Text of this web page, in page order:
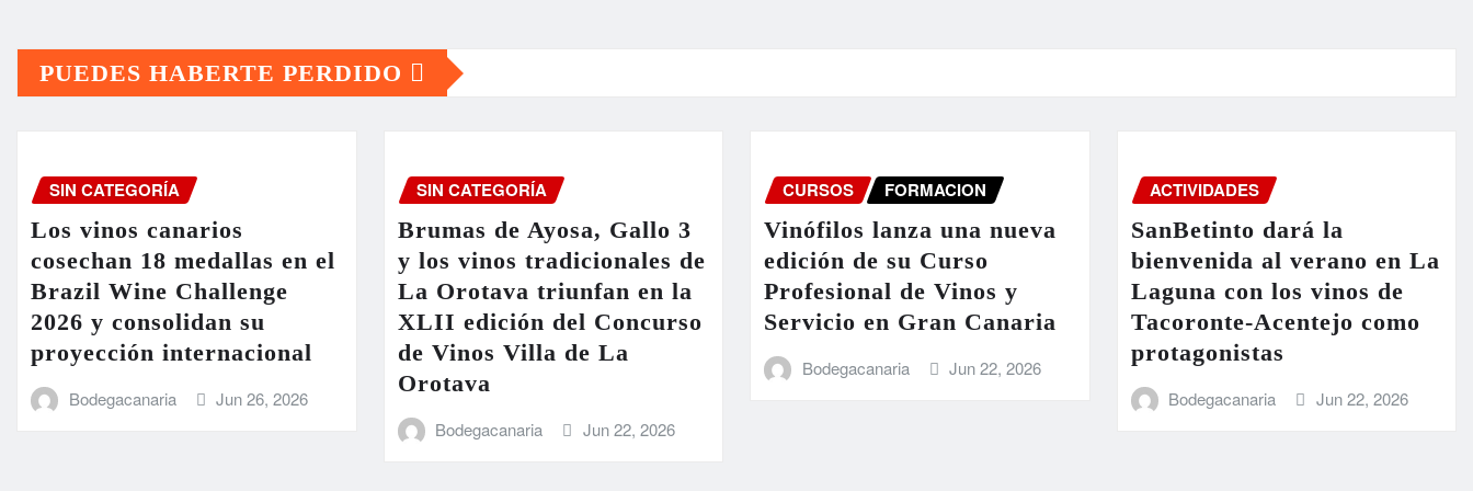
entradas
PUEDES HABERTE PERDIDO
SIN CATEGORÍA
Los vinos canarios
cosechan 18 medallas en el
Brazil Wine Challenge
2026 y consolidan su
proyección internacional
Bodegacanaria Jun 26, 2026
SIN CATEGORÍA
Brumas de Ayosa, Gallo 3
y los vinos tradicionales de
La Orotava triunfan en la
XLII edición del Concurso
de Vinos Villa de La
Orotava
Bodegacanaria Jun 22, 2026
CURSOS FORMACION
Vinófilos lanza una nueva
edición de su Curso
Profesional de Vinos y
Servicio en Gran Canaria
Bodegacanaria Jun 22, 2026
ACTIVIDADES
SanBetinto dará la
bienvenida al verano en La
Laguna con los vinos de
Tacoronte-Acentejo como
protagonistas
Bodegacanaria Jun 22, 2026